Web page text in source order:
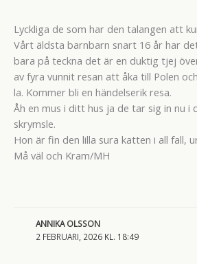
Lyckliga de som har den talangen att
Vårt äldsta barnbarn snart 16 år har
bara på teckna det är en duktig tjej
av fyra vunnit resan att åka till Polen
la. Kommer bli en händelserik resa.
Åh en mus i ditt hus ja de tar sig in nu i
skrymsle.
Hon är fin den lilla sura katten i all fall,
Må väl och Kram/MH
ANNIKA OLSSON
2 FEBRUARI, 2026 KL. 18:49